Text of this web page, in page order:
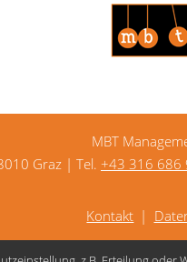
MBT
Graz | Tel. +43 316 686
Kontakt